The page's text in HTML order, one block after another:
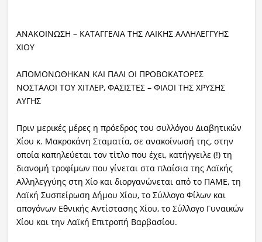
ΑΝΑΚΟΙΝΩΣΗ – ΚΑΤΑΓΓΕΛΙΑ ΤΗΣ ΛΑΙΚΗΣ ΑΛΛΗΛΕΓΓΥΗΣ
ΧΙΟΥ
ΑΠΟΜΟΝΩΘΗΚΑΝ ΚΑΙ ΠΑΛΙ ΟΙ ΠΡΟΒΟΚΑΤΟΡΕΣ
ΝΟΣΤΑΛΟΙ ΤΟΥ ΧΙΤΛΕΡ, ΦΑΣΙΣΤΕΣ – ΦΙΛΟΙ ΤΗΣ ΧΡΥΣΗΣ
ΑΥΓΗΣ
Πριν μερικές μέρες η πρόεδρος του συλλόγου Διαβητικών
Χίου κ. Μακροκάνη Σταματία, σε ανακοίνωσή της, στην
οποία καπηλεύεται τον τίτλο που έχει, κατήγγειλε (!) τη
διανομή τροφίμων που γίνεται στα πλαίσια της Λαϊκής
Αλληλεγγύης στη Χίο και διοργανώνεται από το ΠΑΜΕ, τη
Λαϊκή Συσπείρωση Δήμου Χίου, το Σύλλογο Φίλων και
απογόνων Εθνικής Αντίστασης Χίου, το Σύλλογο Γυναικών
Χίου και την Λαϊκή Επιτροπή Βαρβασίου.